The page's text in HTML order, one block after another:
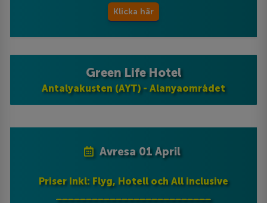
Klicka här
Green Life Hotel
Antalyakusten (AYT) - Alanyaområdet
Avresa 01 April
Priser Inkl: Flyg, Hotell och All inclusive
__________________________